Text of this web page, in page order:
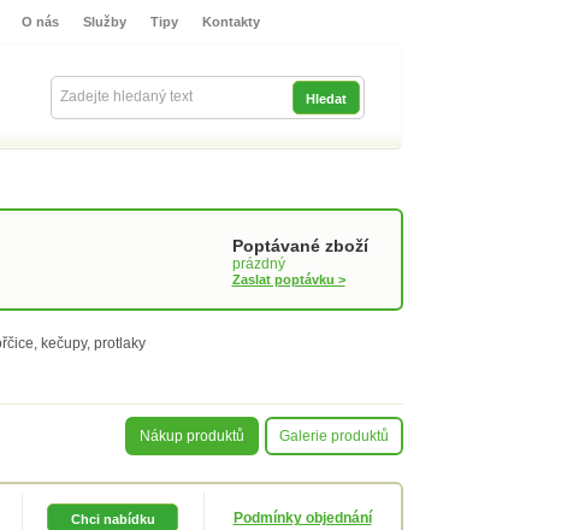
Poptávané zboží
prázdný
Zaslat poptávku >
kečupy, protlaky
Galerie produktů
Nákup produktů
Podmínky objednání
O nás Služby Tipy Kontakty